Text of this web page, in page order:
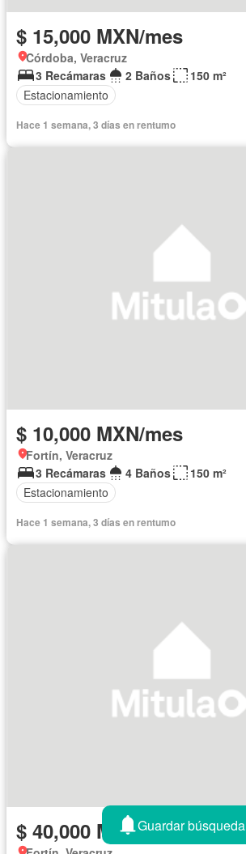
$ 15,000 MXN/mes
Córdoba, Veracruz
3 Recámaras
2 Baños
150 m²
Estacionamiento
Hace 1 semana, 3 días en rentumo
$ 10,000 MXN/mes
Fortín, Veracruz
3 Recámaras
4 Baños
150 m²
Estacionamiento
Hace 1 semana, 3 días en rentumo
$ 40,000 MXN/mesGuardar búsqueda